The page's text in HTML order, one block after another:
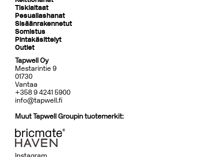
Tiskialtaat
Pesuallashanat
Sisäänrakennetut
Somistus
Pintakäsittelyt
Outlet
Tapwell Oy
Mestarintie 9
01730
Vantaa
+358 9 4241 5900
info@tapwell.fi
Muut Tapwell Groupin tuotemerkit: